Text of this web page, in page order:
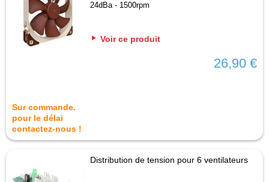
24dBa - 1500rpm
Voir ce produit
26,90 €
Sur commande.
pour le délai
contactez-nous !
Distribution de tension pour 6 ventilateurs